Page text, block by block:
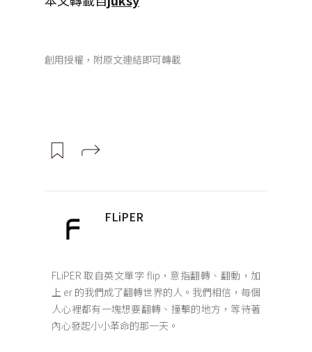
創用授權，附原文連結即可轉載
FLiPER
FLiPER 取自英文單字 flip，意指翻轉、翻動，加
上 er 的我們成了翻轉世界的人。我們相信，每個
人心裡都有一塊想要翻轉、撞擊的地方，等待著
內心發起小小革命的那一天。